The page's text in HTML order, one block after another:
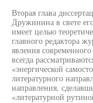
Вторая глава
Дружинина в свете
имеет целью
главного редактора
явления
всегда
«энергической
литературного
направления,
«литературной